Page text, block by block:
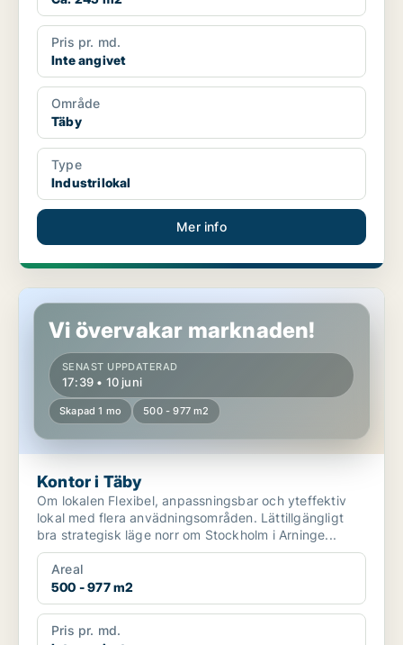
Pris pr. md.
Inte angivet
Område
Täby
Type
Industrilokal
Mer info
Kontor i Täby
Vi övervakar marknaden!
SENAST UPPDATERAD
17:39 • 10 juni
Skapad 1 mo 500 - 977 m2
Kontor i Täby
Om lokalen Flexibel, anpassningsbar och yteffektiv
lokal med flera anvädningsområden. Lättillgängligt
bra strategisk läge norr om Stockholm i Arninge...
Areal
500 - 977 m2
Pris pr. md.